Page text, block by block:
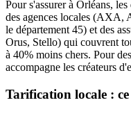
Pour s'assurer à Orléans, les
des agences locales (AXA,
le département 45) et des
Orus, Stello) qui couvrent
à 40% moins chers. Pour
accompagne les créateurs
Tarification locale :